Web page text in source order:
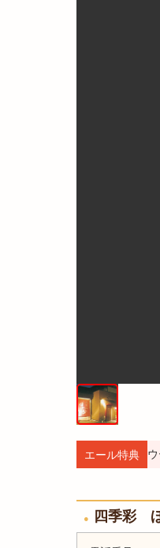
エール特典
四季彩